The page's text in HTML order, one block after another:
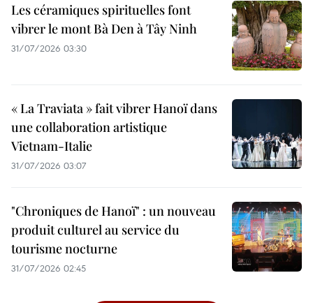
Les céramiques spirituelles font
vibrer le mont Bà Den à Tây Ninh
31/07/2026 03:30
« La Traviata » fait vibrer Hanoï dans
une collaboration artistique
Vietnam-Italie
31/07/2026 03:07
"Chroniques de Hanoï" : un nouveau
produit culturel au service du
tourisme nocturne
31/07/2026 02:45